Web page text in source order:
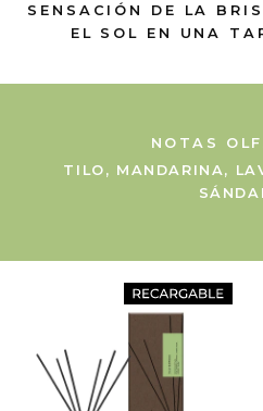
SENSACIÓN DE LA
EL SOL EN UNA
NOTAS
TILO, MANDARINA,